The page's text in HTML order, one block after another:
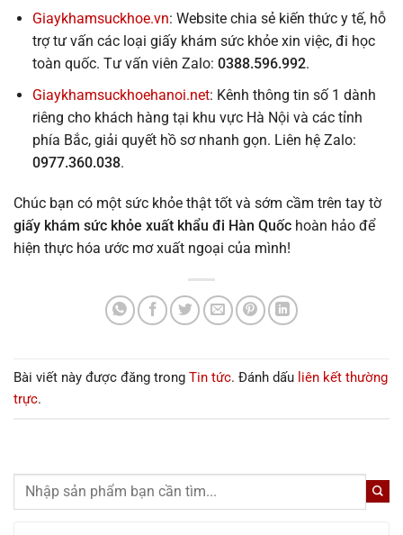
Giaykhamsuckhoe.vn: Website chia sẻ kiến thức y tế, hỗ
trợ tư vấn các loại giấy khám sức khỏe xin việc, đi học
toàn quốc. Tư vấn viên Zalo: 0388.596.992.
Giaykhamsuckhoehanoi.net: Kênh thông tin số 1 dành
riêng cho khách hàng tại khu vực Hà Nội và các tỉnh
phía Bắc, giải quyết hồ sơ nhanh gọn. Liên hệ Zalo:
0977.360.038.
Chúc bạn có một sức khỏe thật tốt và sớm cầm trên tay tờ
giấy khám sức khỏe xuất khẩu đi Hàn Quốc hoàn hảo để
hiện thực hóa ước mơ xuất ngoại của mình!
Bài viết này được đăng trong Tin tức. Đánh dấu liên kết thường
trực.